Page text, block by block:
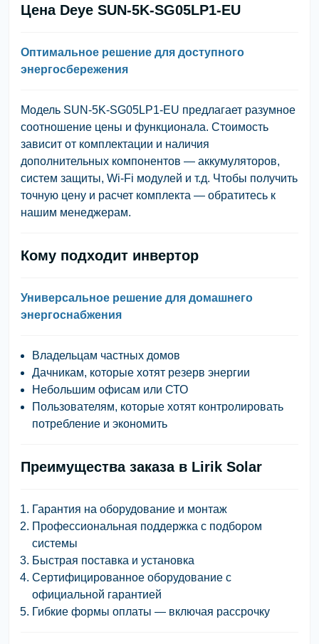
Цена Deye SUN-5K-SG05LP1-EU
Оптимальное решение для доступного
энергосбережения
Модель SUN-5K-SG05LP1-EU предлагает разумное
соотношение цены и функционала. Стоимость
зависит от комплектации и наличия
дополнительных компонентов — аккумуляторов,
систем защиты, Wi-Fi модулей и т.д. Чтобы получить
точную цену и расчет комплекта — обратитесь к
нашим менеджерам.
Кому подходит инвертор
Универсальное решение для домашнего
энергоснабжения
Владельцам частных домов
Дачникам, которые хотят резерв энергии
Небольшим офисам или СТО
Пользователям, которые хотят контролировать
потребление и экономить
Преимущества заказа в Lirik Solar
Гарантия на оборудование и монтаж
Профессиональная поддержка с подбором
системы
Быстрая поставка и установка
Сертифицированное оборудование с
официальной гарантией
Гибкие формы оплаты — включая рассрочку